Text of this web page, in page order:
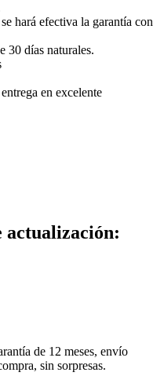
hará efectiva la garantía con
30 días naturales.
en excelente
de 12 meses, envío
sin sorpresas.